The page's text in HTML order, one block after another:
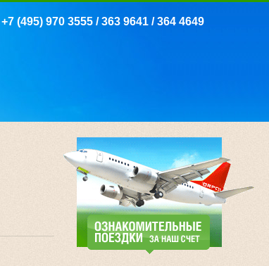
+7 (495) 970 3555 / 363 9641 / 364 4649